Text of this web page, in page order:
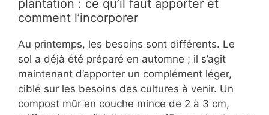
plantation : ce qu’il faut apporter et
comment l’incorporer
Au printemps, les besoins sont différents. Le
sol a déjà été préparé en automne ; il s’agit
maintenant d’apporter un complément léger,
ciblé sur les besoins des cultures à venir. Un
compost mûr en couche mince de 2 à 3 cm,